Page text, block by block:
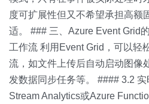
度可扩展性但又不希望承担高额
适。 ### 三、Azure Event Grid
工作流 利用Event Grid，可以轻
流，如文件上传后自动启动图像
发数据同步任务等。 #### 3.2
Stream Analytics或Azure